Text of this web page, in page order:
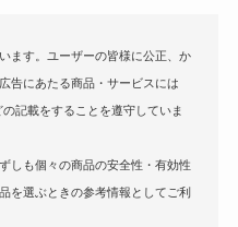
ます。ユーザーの皆様に公正、か
告にあたる商品・サービスには
記載をすることを遵守していま
しも個々の商品の安全性・有効性
を選ぶときの参考情報としてご利